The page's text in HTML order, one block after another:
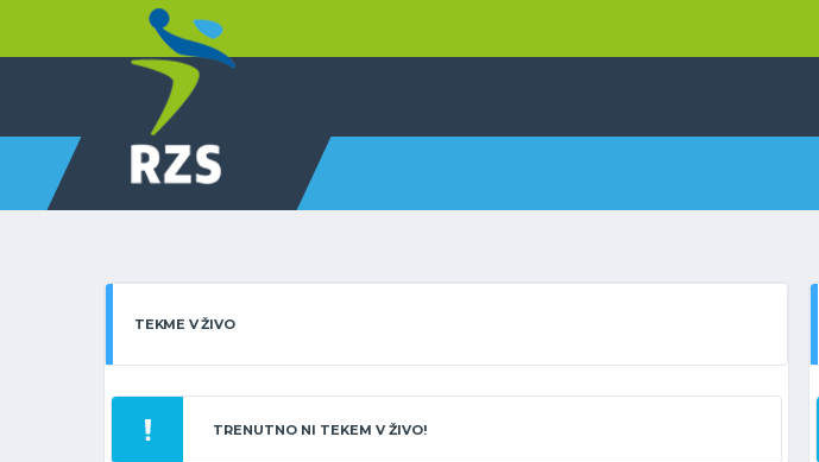
TEKME V ŽIVO
TRENUTNO NI TEKEM V ŽIVO!